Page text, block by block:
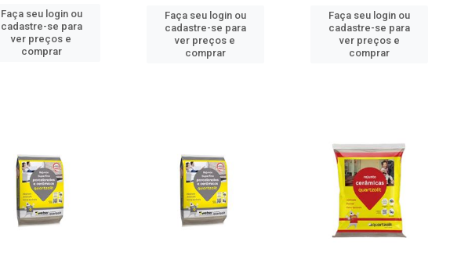
Faça seu login ou
cadastre-se para
ver preços e
comprar
Faça seu login ou
cadastre-se para
ver preços e
comprar
Faça seu login ou
cadastre-se para
ver preços e
comprar